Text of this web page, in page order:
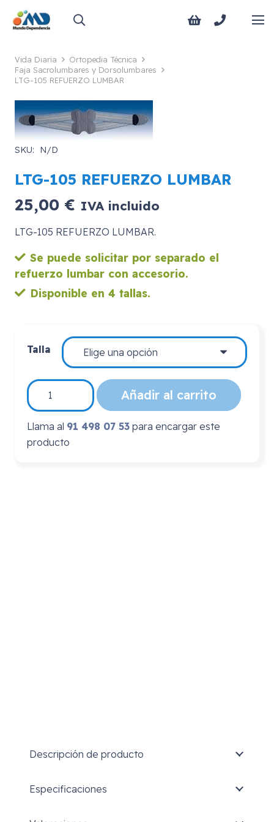
Vida Diaria
Ortopedia Técnica
Faja Sacrolumbares y Dorsolumbares
LTG-105 REFUERZO LUMBAR
SKU: N/D
LTG-105 REFUERZO LUMBAR
25,00 € IVA incluido
LTG-105 REFUERZO LUMBAR.
Se puede solicitar por separado el
refuerzo lumbar con accesorio.
Disponible en 4 tallas.
Talla
LTG-
105
cantidad
Añadir al carrito
Llama al 91 498 07 53 para encargar este
producto
Descripción de producto
Especificaciones